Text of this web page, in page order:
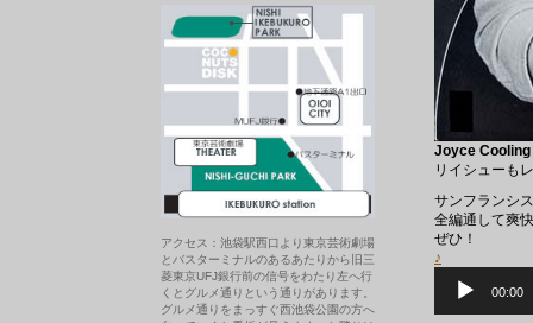
Joyce Cooling
リイシューも
サンフランシ
全編通して爽
ぜひ！
♪
00:00
アクセス：池袋駅西口より東京芸術劇場
とバスターミナルのあるあたりから旧三
菱東京UFJ銀行前の信号をわたり左へ行
くとグルメ通りという通りがあります。
グルメ通りをまっすぐ西池袋公園の方へ